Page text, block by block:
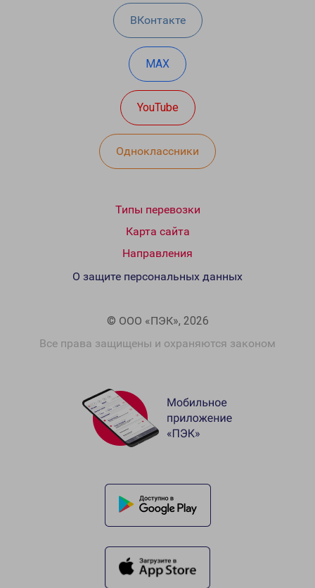
ВКонтакте
MAX
YouTube
Одноклассники
Типы перевозки
Карта сайта
Направления
© ООО «ПЭК», 2026
Все права защищены и охраняются законом
О защите персональных данных